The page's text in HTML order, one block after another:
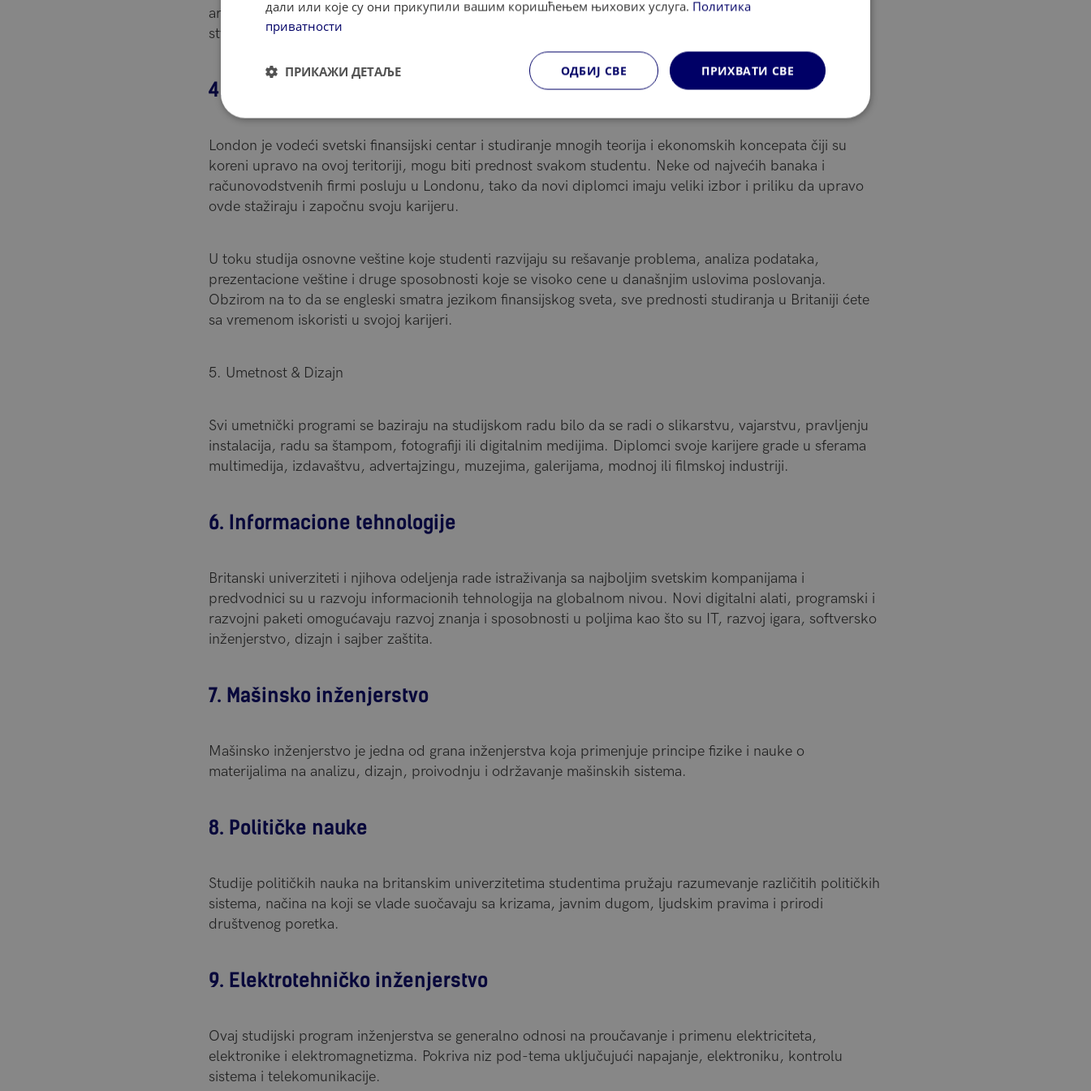
argumentovanja, pregovaranja i ubeđivanja. Simulacija sudnice pomaže u ovom procesu učenja,
stvarajući iskustvo realne situacije.
4. Ekonomija
London je vodeći svetski finansijski centar i studiranje mnogih teorija i ekonomskih koncepata čiji su
koreni upravo na ovoj teritoriji, mogu biti prednost svakom studentu. Neke od najvećih banaka i
računovodstvenih firmi posluju u Londonu, tako da novi diplomci imaju veliki izbor i priliku da upravo
ovde stažiraju i započnu svoju karijeru.
U toku studija osnovne veštine koje studenti razvijaju su rešavanje problema, analiza podataka,
prezentacione veštine i druge sposobnosti koje se visoko cene u današnjim uslovima poslovanja.
Obzirom na to da se engleski smatra jezikom finansijskog sveta, sve prednosti studiranja u Britaniji ćete
sa vremenom iskoristi u svojoj karijeri.
5. Umetnost & Dizajn
Svi umetnički programi se baziraju na studijskom radu bilo da se radi o slikarstvu, vajarstvu, pravljenju
instalacija, radu sa štampom, fotografiji ili digitalnim medijima. Diplomci svoje karijere grade u sferama
multimedija, izdavaštvu, advertajzingu, muzejima, galerijama, modnoj ili filmskoj industriji.
6. Informacione tehnologije
Britanski univerziteti i njihova odeljenja rade istraživanja sa najboljim svetskim kompanijama i
predvodnici su u razvoju informacionih tehnologija na globalnom nivou. Novi digitalni alati, programski i
razvojni paketi omogućavaju razvoj znanja i sposobnosti u poljima kao što su IT, razvoj igara, softversko
inženjerstvo, dizajn i sajber zaštita.
7. Mašinsko inženjerstvo
Mašinsko inženjerstvo je jedna od grana inženjerstva koja primenjuje principe fizike i nauke o
materijalima na analizu, dizajn, proivodnju i održavanje mašinskih sistema.
8. Političke nauke
Studije političkih nauka na britanskim univerzitetima studentima pružaju razumevanje različitih političkih
sistema, načina na koji se vlade suočavaju sa krizama, javnim dugom, ljudskim pravima i prirodi
društvenog poretka.
9. Elektrotehničko inženjerstvo
Ovaj studijski program inženjerstva se generalno odnosi na proučavanje i primenu elektriciteta,
elektronike i elektromagnetizma. Pokriva niz pod-tema uključujući napajanje, elektroniku, kontrolu
sistema i telekomunikacije.
дали или које су они прикупили вашим коришћењем њихових услуга. Политика
приватности
ПРИХВАТИ СВЕ
ОДБИЈ СВЕ
ПРИКАЖИ ДЕТАЉЕ